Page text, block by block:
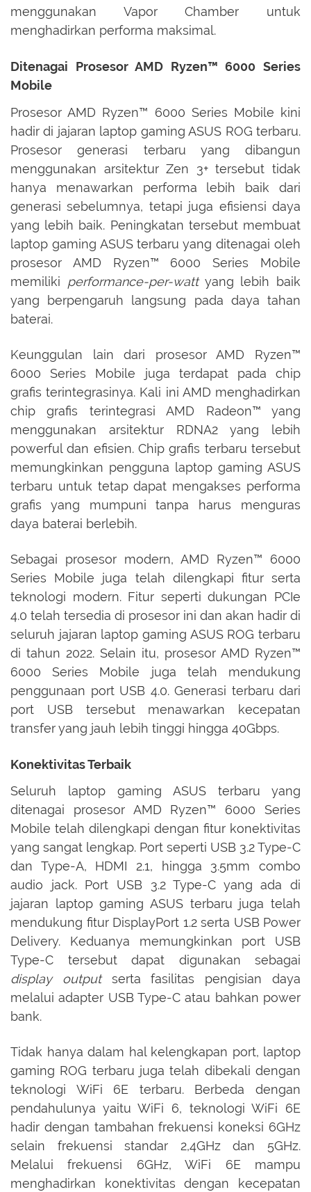
menggunakan Vapor Chamber untuk
menghadirkan performa maksimal.
Ditenagai Prosesor AMD Ryzen™ 6000 Series
Mobile
Prosesor AMD Ryzen™ 6000 Series Mobile kini
hadir di jajaran laptop gaming ASUS ROG terbaru.
Prosesor generasi terbaru yang dibangun
menggunakan arsitektur Zen 3+ tersebut tidak
hanya menawarkan performa lebih baik dari
generasi sebelumnya, tetapi juga efisiensi daya
yang lebih baik. Peningkatan tersebut membuat
laptop gaming ASUS terbaru yang ditenagai oleh
prosesor AMD Ryzen™ 6000 Series Mobile
memiliki performance-per-wattyang lebih baik
yang berpengaruh langsung pada daya tahan
baterai.
Keunggulan lain dari prosesor AMD Ryzen™
6000 Series Mobile juga terdapat pada chip
grafis terintegrasinya. Kali ini AMD menghadirkan
chip grafis terintegrasi AMD Radeon™ yang
menggunakan arsitektur RDNA2 yang lebih
powerful dan efisien. Chip grafis terbaru tersebut
memungkinkan pengguna laptop gaming ASUS
terbaru untuk tetap dapat mengakses performa
grafis yang mumpuni tanpa harus menguras
daya baterai berlebih.
Sebagai prosesor modern, AMD Ryzen™ 6000
Series Mobile juga telah dilengkapi fitur serta
teknologi modern. Fitur seperti dukungan PCIe
4.0 telah tersedia di prosesor ini dan akan hadir di
seluruh jajaran laptop gaming ASUS ROG terbaru
di tahun 2022. Selain itu, prosesor AMD Ryzen™
6000 Series Mobile juga telah mendukung
penggunaan port USB 4.0. Generasi terbaru dari
port USB tersebut menawarkan kecepatan
transfer yang jauh lebih tinggi hingga 40Gbps.
Konektivitas Terbaik
Seluruh laptop gaming ASUS terbaru yang
ditenagai prosesor AMD Ryzen™ 6000 Series
Mobile telah dilengkapi dengan fitur konektivitas
yang sangat lengkap. Port seperti USB 3.2 Type-C
dan Type-A, HDMI 2.1, hingga 3.5mm combo
audio jack. Port USB 3.2 Type-C yang ada di
jajaran laptop gaming ASUS terbaru juga telah
mendukung fitur DisplayPort 1.2 serta USB Power
Delivery. Keduanya memungkinkan port USB
Type-C tersebut dapat digunakan sebagai
display outputserta fasilitas pengisian daya
melalui adapter USB Type-C atau bahkan power
bank.
Tidak hanya dalam hal kelengkapan port, laptop
gaming ROG terbaru juga telah dibekali dengan
teknologi WiFi 6E terbaru. Berbeda dengan
pendahulunya yaitu WiFi 6, teknologi WiFi 6E
hadir dengan tambahan frekuensi koneksi 6GHz
selain frekuensi standar 2,4GHz dan 5GHz.
Melalui frekuensi 6GHz, WiFi 6E mampu
menghadirkan konektivitas dengan kecepatan